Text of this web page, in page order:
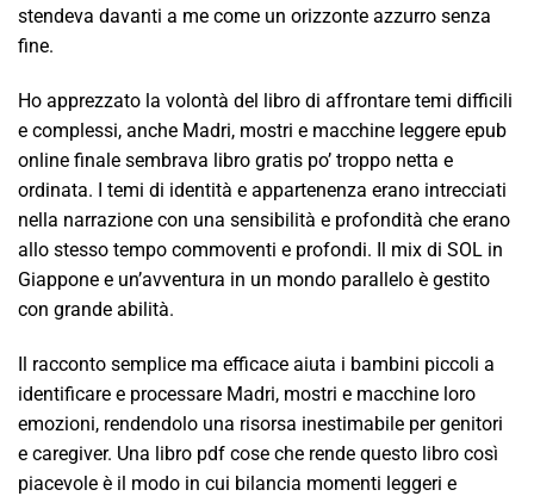
stendeva davanti a me come un orizzonte azzurro senza
fine.
Ho apprezzato la volontà del libro di affrontare temi difficili
e complessi, anche Madri, mostri e macchine leggere epub
online finale sembrava libro gratis po’ troppo netta e
ordinata. I temi di identità e appartenenza erano intrecciati
nella narrazione con una sensibilità e profondità che erano
allo stesso tempo commoventi e profondi. Il mix di SOL in
Giappone e un’avventura in un mondo parallelo è gestito
con grande abilità.
Il racconto semplice ma efficace aiuta i bambini piccoli a
identificare e processare Madri, mostri e macchine loro
emozioni, rendendolo una risorsa inestimabile per genitori
e caregiver. Una libro pdf cose che rende questo libro così
piacevole è il modo in cui bilancia momenti leggeri e